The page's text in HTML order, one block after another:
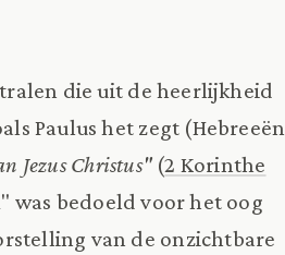
die uit de heerlijkheid
Paulus het zegt (Hebreeën
Jezus Christus" (2 Korinthe
was bedoeld voor het oog
van de onzichtbare